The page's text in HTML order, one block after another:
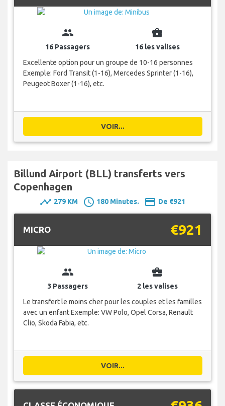
group
16 Passagers
business_center
16 les valises
Excellente option pour un groupe de 10-16 personnes
Exemple: Ford Transit (1-16), Mercedes Sprinter (1-16),
Peugeot Boxer (1-16), etc.
VOIR...
Billund Airport (BLL) transferts vers
Copenhagen
timeline 279 KM schedule 180 Minutes. payment De €921
MICRO €921
group
3 Passagers
business_center
2 les valises
Le transfert le moins cher pour les couples et les familles
avec un enfant Exemple: VW Polo, Opel Corsa, Renault
Clio, Skoda Fabia, etc.
VOIR...